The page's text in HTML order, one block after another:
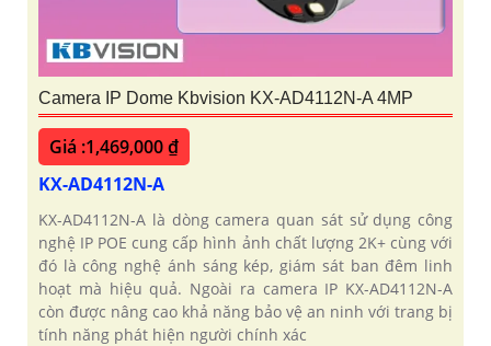
Camera IP Dome Kbvision KX-AD4112N-A 4MP
Giá :1,469,000 ₫
KX-AD4112N-A
KX-AD4112N-A là dòng camera quan sát sử dụng công
nghệ IP POE cung cấp hình ảnh chất lượng 2K+ cùng với
đó là công nghệ ánh sáng kép, giám sát ban đêm linh
hoạt mà hiệu quả. Ngoài ra camera IP KX-AD4112N-A
còn được nâng cao khả năng bảo vệ an ninh với trang bị
tính năng phát hiện người chính xác